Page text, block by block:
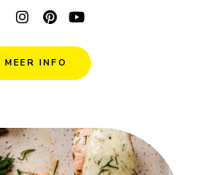
MEER INFO